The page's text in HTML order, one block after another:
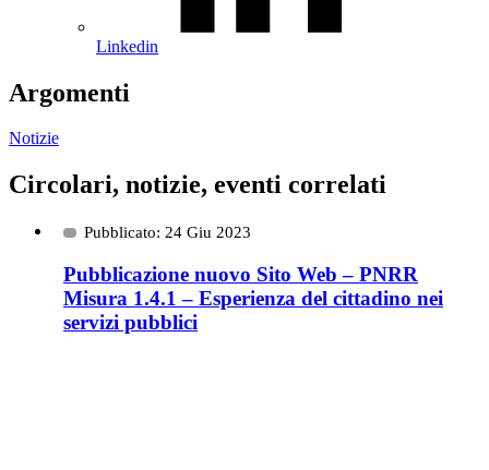
Linkedin
Argomenti
Notizie
Circolari, notizie, eventi correlati
Pubblicato: 24 Giu 2023
Pubblicazione nuovo Sito Web – PNRR
Misura 1.4.1 – Esperienza del cittadino nei
servizi pubblici